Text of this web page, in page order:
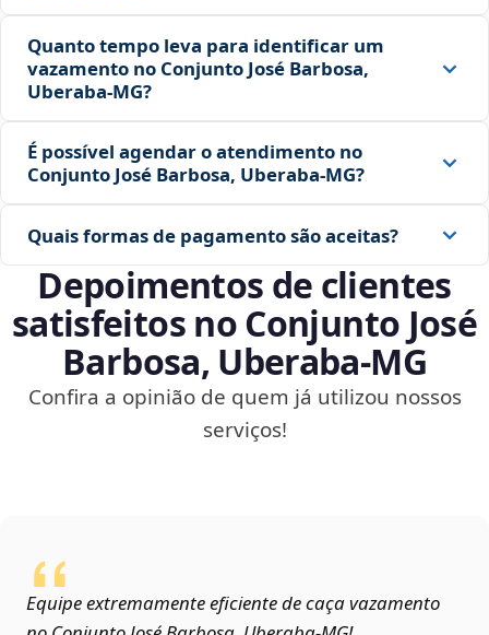
Quanto tempo leva para identificar um
vazamento no Conjunto José Barbosa,
Uberaba‑MG?
É possível agendar o atendimento no
Conjunto José Barbosa, Uberaba‑MG?
Quais formas de pagamento são aceitas?
Depoimentos de clientes
satisfeitos no Conjunto José
Barbosa, Uberaba‑MG
Confira a opinião de quem já utilizou nossos
serviços!
Equipe extremamente eficiente de caça vazamento